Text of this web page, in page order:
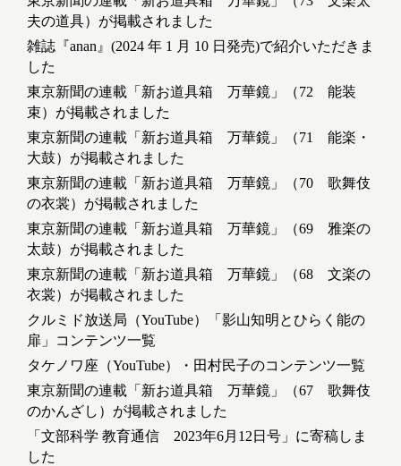
夫の道具）が掲載されました
雑誌『anan』(2024 年 1 月 10 日発売)で紹介いただきま
した
東京新聞の連載「新お道具箱 万華鏡」（72 能装
束）が掲載されました
東京新聞の連載「新お道具箱 万華鏡」（71 能楽・
大鼓）が掲載されました
東京新聞の連載「新お道具箱 万華鏡」（70 歌舞伎
の衣裳）が掲載されました
東京新聞の連載「新お道具箱 万華鏡」（69 雅楽の
太鼓）が掲載されました
東京新聞の連載「新お道具箱 万華鏡」（68 文楽の
衣裳）が掲載されました
クルミド放送局（YouTube）「影山知明とひらく能の
扉」コンテンツ一覧
タケノワ座（YouTube）・田村民子のコンテンツ一覧
東京新聞の連載「新お道具箱 万華鏡」（67 歌舞伎
のかんざし）が掲載されました
「文部科学 教育通信 2023年6月12日号」に寄稿しま
した